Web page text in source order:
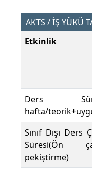
AKTS / İŞ YÜKÜ
Etkinlik
Ders
hafta/
Sınıf Dışı Ders
Süresi(Ön
pekiştirme)